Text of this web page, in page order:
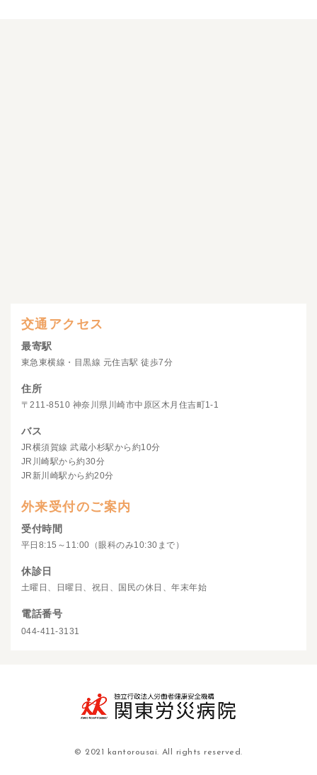
交通アクセス
最寄駅
東急東横線・目黒線 元住吉駅 徒歩7分
住所
〒211-8510 神奈川県川崎市中原区木月住吉町1-1
バス
JR横須賀線 武蔵小杉駅から約10分
JR川崎駅から約30分
JR新川崎駅から約20分
外来受付のご案内
受付時間
平日8:15～11:00（眼科のみ10:30まで）
休診日
土曜日、日曜日、祝日、国民の休日、年末年始
電話番号
044-411-3131
© 2021 kantorousai. All rights reserved.